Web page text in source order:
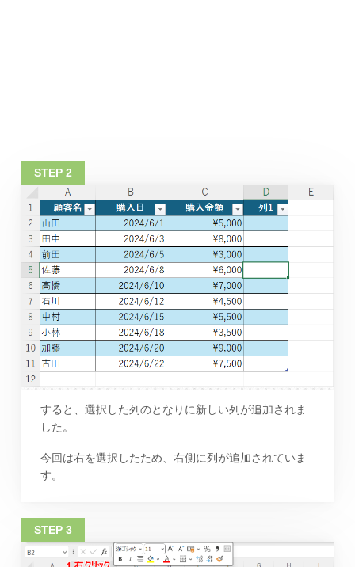
すると、選択した列のとなりに新しい列が追加されま
した。
今回は右を選択したため、右側に列が追加されていま
す。